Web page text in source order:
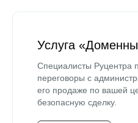
Услуга
Специалисты Руцентра
переговоры с
его продаже по вашей
безопасную сделку.